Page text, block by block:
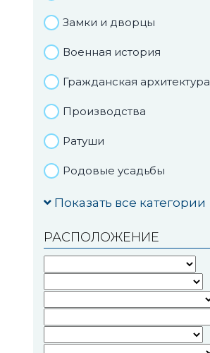
Замки и дворцы
Военная история
Гражданская архитектура
Производства
Ратуши
Родовые усадьбы
Садово-парковая
Национальные парки и
заказники
Озера и водоемы
Памятники археологии
Показать все категории
РАСПОЛОЖЕНИЕ